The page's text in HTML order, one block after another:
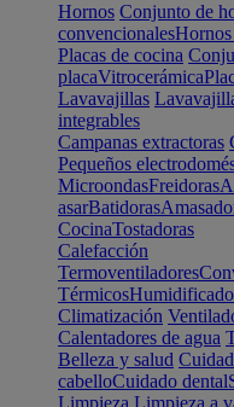
Hornos Conjunto de
convencionales
Placas de cocina
placaVitrocerámica
Lavavajillas
integrables
Campanas extractoras
Pequeños
MicroondasFreidoras
asarBatidoras
CocinaTostadoras
Calefacción
Termoventiladores
Térmicos
Climatización
Calentadores de agua
Belleza y salud
cabelloCuidado dental
Limpieza Limpieza a